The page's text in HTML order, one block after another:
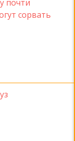
почти
сорвать